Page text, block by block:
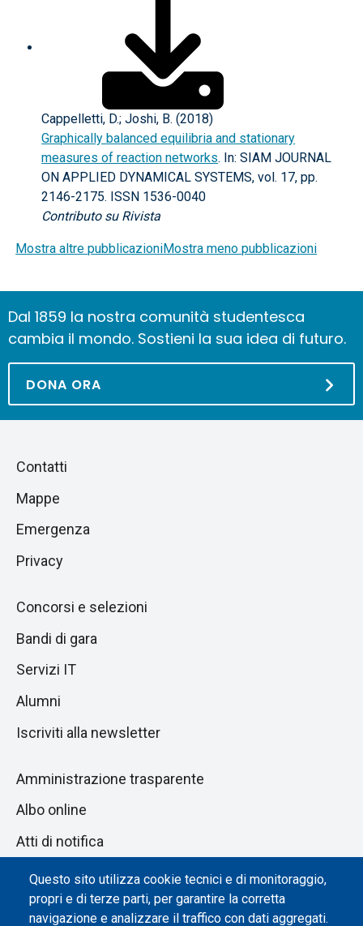
Cappelletti, D.; Joshi, B. (2018)
Graphically balanced equilibria and stationary
measures of reaction networks. In: SIAM JOURNAL
ON APPLIED DYNAMICAL SYSTEMS, vol. 17, pp.
2146-2175. ISSN 1536-0040
Contributo su Rivista
Mostra altre pubblicazioniMostra meno pubblicazioni
Questo sito utilizza cookie tecnici e di monitoraggio,
propri e di terze parti, per garantire la corretta
navigazione e analizzare il traffico con dati aggregati.
Dal 1859 la nostra comunità studentesca
cambia il mondo. Sostieni la sua idea di futuro.
DONA ORA
Salta
sezione
Piè
di
pagina
Contatti
Mappe
Emergenza
Privacy
Concorsi e selezioni
Bandi di gara
Servizi IT
Alumni
Iscriviti alla newsletter
Amministrazione trasparente
Albo online
Atti di notifica
Dichiarazione di accessibilità
Impostazione dei cookie